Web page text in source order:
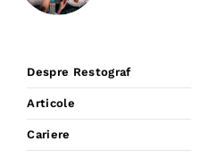
Despre Restograf
Articole
Cariere